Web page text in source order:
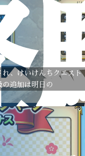
、けいけんちクエスト
追加は明日の